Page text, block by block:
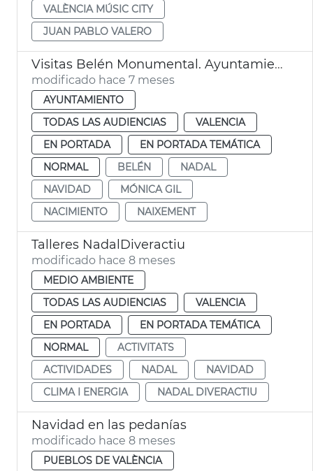
VALÈNCIA MÚSIC CITY
JUAN PABLO VALERO
Visitas Belén Monumental. Ayuntamiento de València
modificado hace 7 meses
AYUNTAMIENTO
TODAS LAS AUDIENCIAS
VALENCIA
EN PORTADA
EN PORTADA TEMÁTICA
NORMAL
BELÉN
NADAL
NAVIDAD
MÓNICA GIL
NACIMIENTO
NAIXEMENT
Talleres NadalDiveractiu
modificado hace 8 meses
MEDIO AMBIENTE
TODAS LAS AUDIENCIAS
VALENCIA
EN PORTADA
EN PORTADA TEMÁTICA
NORMAL
ACTIVITATS
ACTIVIDADES
NADAL
NAVIDAD
CLIMA I ENERGIA
NADAL DIVERACTIU
Navidad en las pedanías
modificado hace 8 meses
PUEBLOS DE VALÈNCIA